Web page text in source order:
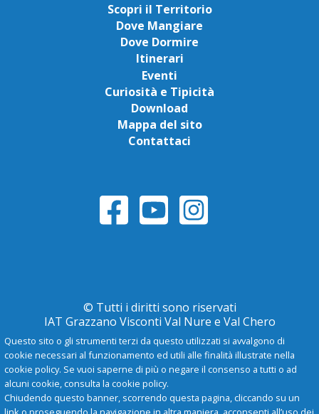
Scopri il Territorio
Dove Mangiare
Dove Dormire
Itinerari
Eventi
Curiosità e Tipicità
Download
Mappa del sito
Contattaci
© Tutti i diritti sono riservati
IAT Grazzano Visconti Val Nure e Val Chero
Privacy Policy
Questo sito o gli strumenti terzi da questo utilizzati si avvalgono di
cookie necessari al funzionamento ed utili alle finalità illustrate nella
cookie policy. Se vuoi saperne di più o negare il consenso a tutti o ad
alcuni cookie, consulta la cookie policy.
Chiudendo questo banner, scorrendo questa pagina, cliccando su un
- A +